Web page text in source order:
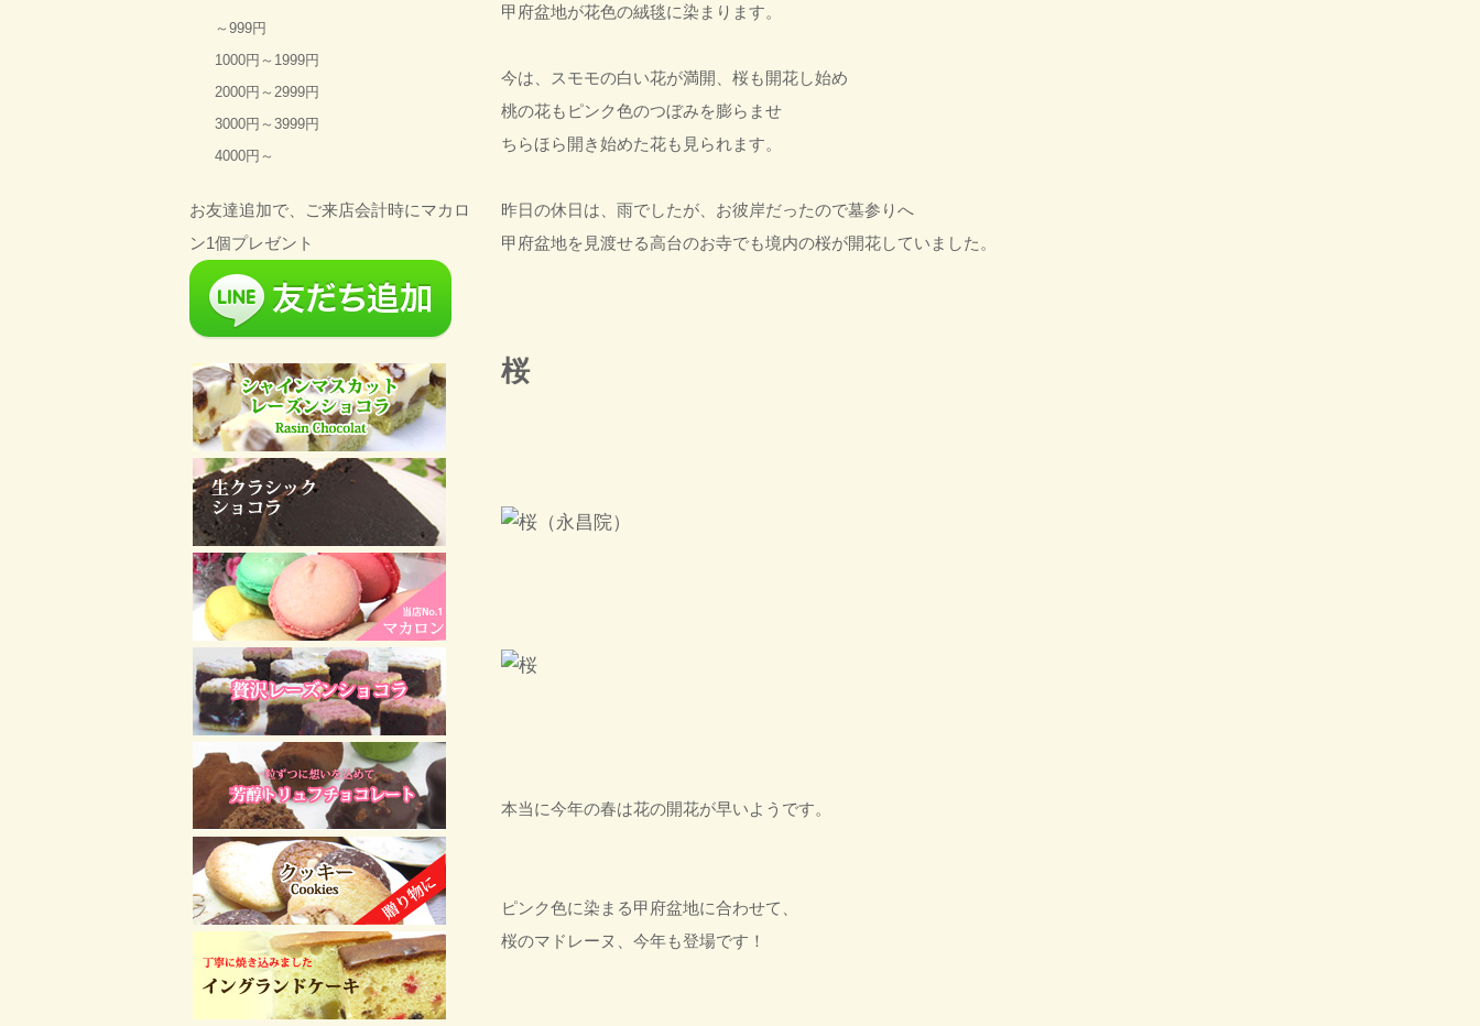
甲府盆地が花色の絨毯に染まります。
今は、スモモの白い花が満開、桜も開花し始め
桃の花もピンク色のつぼみを膨らませ
ちらほら開き始めた花も見られます。
昨日の休日は、雨でしたが、お彼岸だったので墓参りへ
甲府盆地を見渡せる高台のお寺でも境内の桜が開花していました。
桜
本当に今年の春は花の開花が早いようです。
ピンク色に染まる甲府盆地に合わせて、
桜のマドレーヌ、今年も登場です！
～999円
1000円～1999円
2000円～2999円
3000円～3999円
4000円～
お友達追加で、ご来店会計時にマカロ
ン1個プレゼント